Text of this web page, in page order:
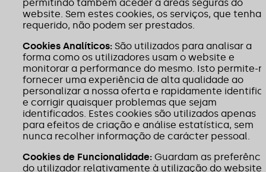
permitindo também aceder a áreas seguras do
website. Sem estes cookies, os serviços, que tenha
requerido, não podem ser prestados.
Cookies Analíticos: São utilizados para analisar a
forma como os utilizadores usam o website e
monitorar a performance do mesmo. Isto permite-
fornecer uma experiência de alta qualidade ao
personalizar a nossa oferta e rapidamente
e corrigir quaisquer problemas que sejam
identificados. Estes cookies são utilizados apenas
para efeitos de criação e análise estatística, sem
nunca recolher informação de carácter pessoal.
Cookies de Funcionalidade: Guardam as
do utilizador relativamente à utilização do website,